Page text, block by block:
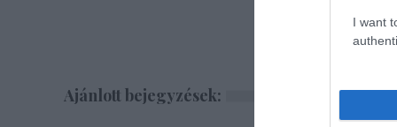
I want
Ajánlott bejegyzések: